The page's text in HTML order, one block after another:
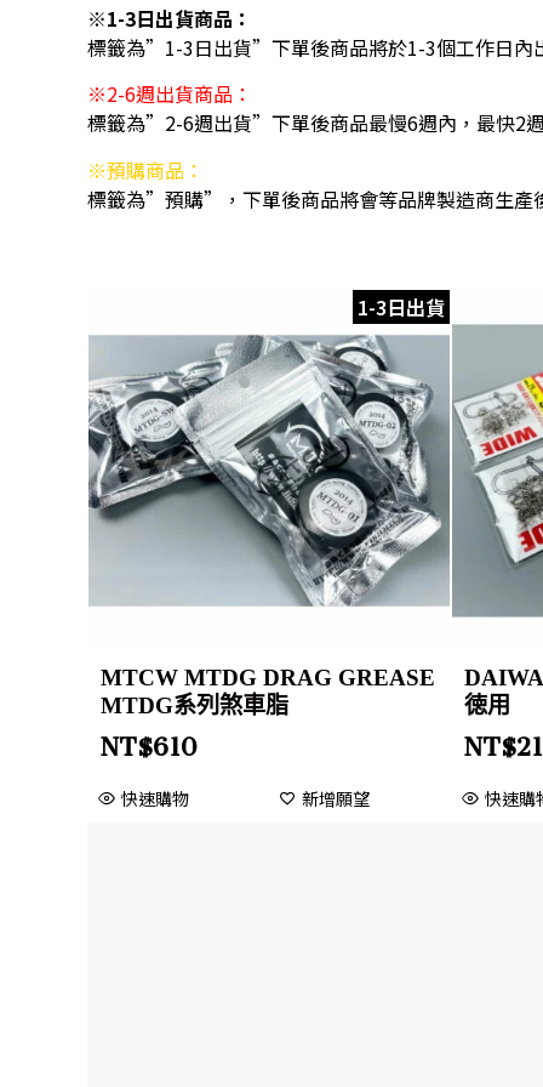
※1-3日出貨商品：
標籤為”1-3日出貨”下單後商品將於1-3個工作日內
※2-6週出貨商品：
標籤為”2-6週出貨”下單後商品最慢6週內，最快2
※預購商品：
標籤為”預購”，下單後商品將會等品牌製造商生產
1-3日出貨
MTCW MTDG DRAG GREASE
MTDG系列煞車脂
NT$610
快速購物 新增願望
徳用
NT$
快速購